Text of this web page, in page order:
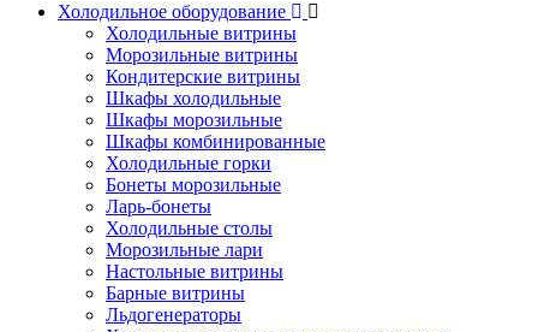
Холодильное оборудование
Холодильные витрины
Морозильные витрины
Кондитерские витрины
Шкафы холодильные
Шкафы морозильные
Шкафы комбинированные
Холодильные горки
Бонеты морозильные
Ларь-бонеты
Холодильные столы
Морозильные лари
Настольные витрины
Барные витрины
Льдогенераторы